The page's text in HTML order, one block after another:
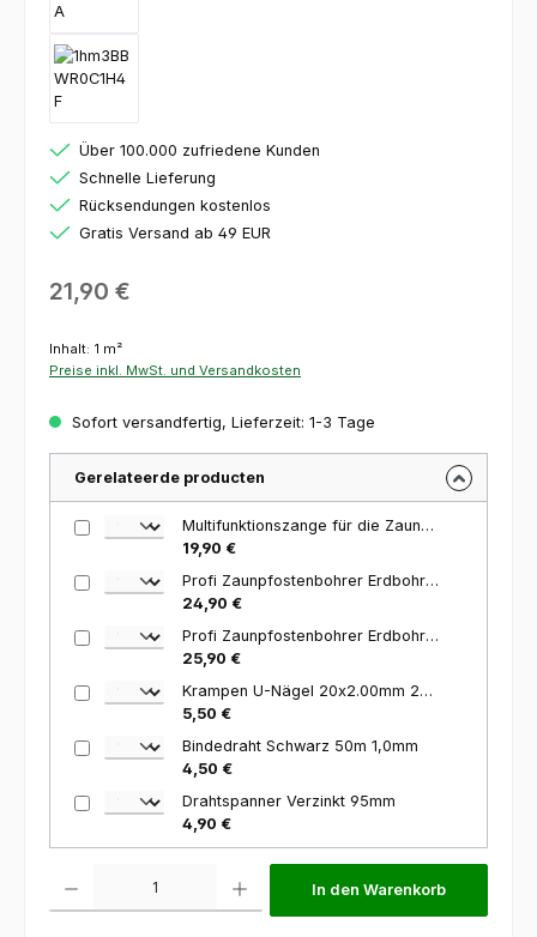
Über 100.000 zufriedene Kunden
Schnelle Lieferung
Rücksendungen kostenlos
Gratis Versand ab 49 EUR
Regulärer Preis:
21,90 €
Inhalt: 1 m²
Preise inkl. MwSt. und Versandkosten
Sofort versandfertig, Lieferzeit: 1-3 Tage
Gerelateerde producten
Multifunktionszange für die Zaunmontage
19,90 €
Profi Zaunpfostenbohrer Erdbohrer Bohrer 6 cm
24,90 €
Profi Zaunpfostenbohrer Erdbohrer Bohrer 8 cm
25,90 €
Krampen U-Nägel 20x2.00mm 250 Stück
5,50 €
Bindedraht Schwarz 50m 1,0mm
4,50 €
Drahtspanner Verzinkt 95mm
4,90 €
In den Warenkorb